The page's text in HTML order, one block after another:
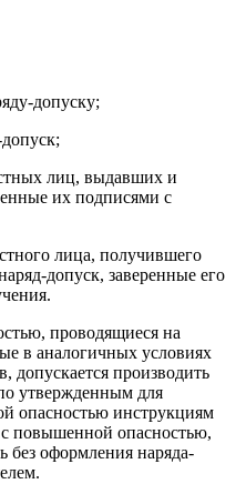
допуску;
лиц, выдавших и
их подписями с
лица, получившего
допуск, заверенные его
проводящиеся на
в аналогичных условиях
допускается производить
утвержденным для
опасностью инструкциям
с повышенной опасностью,
без оформления наряда-